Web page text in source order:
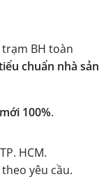
BH toàn
chuẩn nhà sản
mới 100%.
HCM.
yêu cầu.